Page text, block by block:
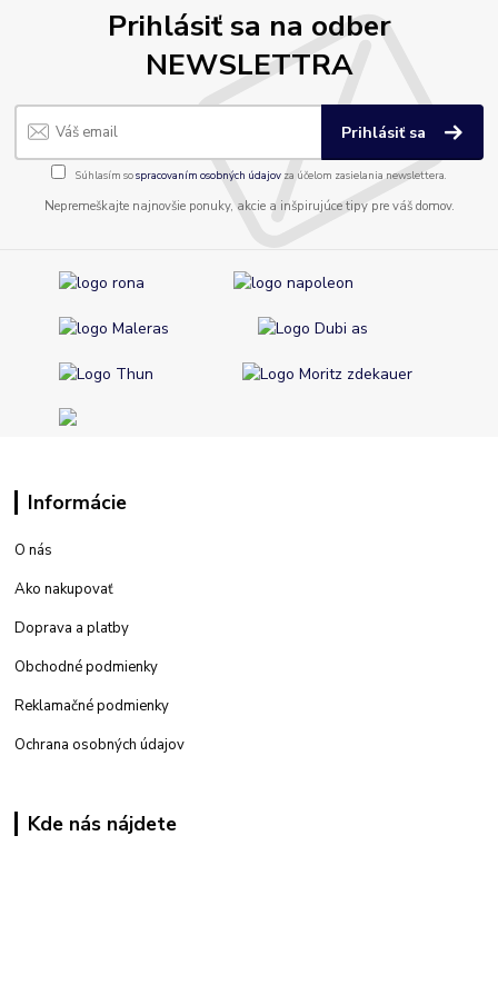
Prihlásiť sa na odber
NEWSLETTRA
Prihlásiť sa
Súhlasím sospracovaním osobných údajov za účelom zasielania newslettera.
Nepremeškajte najnovšie ponuky, akcie a inšpirujúce tipy pre váš domov.
Informácie
O nás
Ako nakupovať
Doprava a platby
Obchodné podmienky
Reklamačné podmienky
Ochrana osobných údajov
Kde nás nájdete